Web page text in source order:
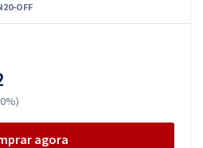
OFF
agora